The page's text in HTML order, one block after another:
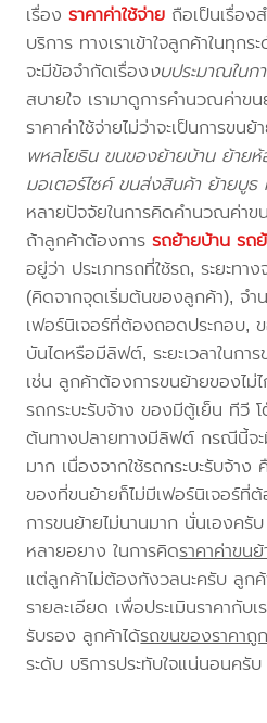
เรื่องราคาค่าใช้จ่าย ถือเป็นเรื่อง
บริการ ทางเราเข้าใจลูกค้าในทุก
จะมีข้อจำกัดเรื่องงบประมาณในก
สบายใจ เรามาดูการคำนวณค่าข
ราคาค่าใช้จ่ายไม่ว่าจะเป็นการขน
พหลโยธิน ขนของย้ายบ้าน ย้า
มอเตอร์ไซค์ ขนส่งสินค้า ย้ายบู
หลายปัจจัยในการคิดคำนวณค่า
ถ้าลูกค้าต้องการรถย้ายบ้าน รถ
อยู่ว่า ประเภทรถที่ใช้รถ, ระยะท
(คิดจากจุดเริ่มต้นของลูกค้า), จ
เฟอร์นิเจอร์ที่ต้องถอดประกอบ,
บันไดหรือมีลิฟต์, ระยะเวลาในก
เช่น ลูกค้าต้องการขนย้ายของไม่
รถกระบะรับจ้าง ของมีตู้เย็น ทีวี
ต้นทางปลายทางมีลิฟต์ กรณีนี้จะ
มาก เนื่องจากใช้รถกระบะรับจ้า
ของที่ขนย้ายก็ไม่มีเฟอร์นิเจอร์ที่ต้
การขนย้ายไม่นานมาก นั่นเองครับ
หลายอยาง ในการคิดราคาค่าขน
แต่ลูกค้าไม่ต้องกังวลนะครับ ลูก
รายละเอียด เพื่อประเมินราคากับ
รับรอง ลูกค้าได้รถขนของราคาถู
ระดับ บริการประทับใจแน่นอนครับ